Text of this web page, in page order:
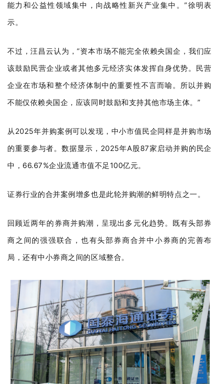
能力和公益性领域集中，向战略性新兴产业集中。”徐明表
示。
不过，汪昌云认为，“资本市场不能完全依赖央国企，我们应
该鼓励民营企业或者其他多元经济实体发挥自身优势。民营
企业在市场和整个经济体制中的重要性不言而喻。所以并购
不能仅依赖央国企，应该同时鼓励和支持其他市场主体。”
从2025年并购案例可以发现，中小市值民企同样是并购市场
的重要参与者。数据显示，2025年A股87家启动并购的民企
中，66.67%企业流通市值不足100亿元。
证券行业的合并案例增多也是此轮并购潮的鲜明特点之一。
回顾近两年的券商并购潮，呈现出多元化趋势。既有头部券
商之间的强强联合，也有头部券商合并中小券商的完善布
局，还有中小券商之间的区域整合。